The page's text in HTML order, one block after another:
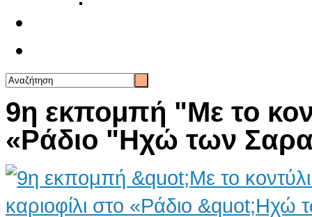
9η εκπομπή "Με το
«Ράδιο "Ηχώ των